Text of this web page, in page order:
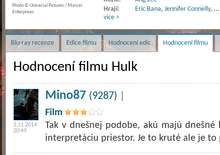
Hrají:
Eric Bana, Jennifer Connelly,
více >
Photo © Universal Pictures / Marvel
Enterprises .
Blu-ray recenze Edice filmu Hodnocení edic Hodnocení filmu
Hodnocení filmu Hulk
3.11.2014
20:49
Mino87 (9287)
Film
Tak v dnešnej podobe, akú majú
interpretáciu priestor. Je to kruté ale je to